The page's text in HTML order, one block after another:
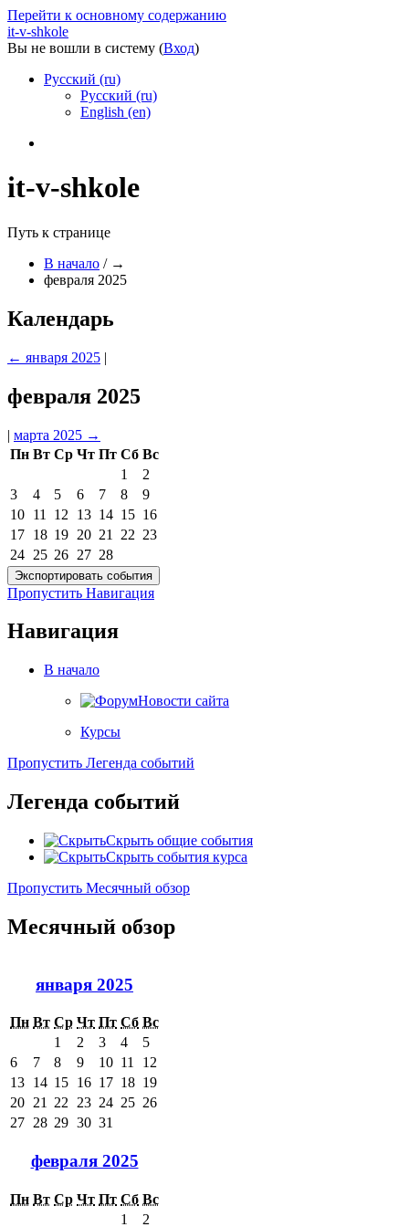
Перейти к основному содержанию
it-v-shkole
Вы не вошли в систему (Вход)
Русский ‎(ru)‎
Русский ‎(ru)‎
English ‎(en)‎
it-v-shkole
Путь к странице
В начало / →
февраля 2025
Календарь
← января 2025 |
февраля 2025
| марта 2025 →
Пн Вт Ср Чт Пт Сб Вс
1
2
3
4 5 6 7 8
9
10 11 12 13 14 15 16
17 18 19 20 21 22 23
24 25 26 27 28
Пропустить Навигация
Навигация
В начало
Новости сайта
Курсы
Пропустить Легенда событий
Легенда событий
Скрыть общие события
Скрыть события курса
Пропустить Месячный обзор
Месячный обзор
января 2025
Пн Вт Ср Чт Пт Сб Вс
1
2 3 4
5
6
7 8 9 10 11
12
13 14 15 16 17 18 19
20 21 22 23 24 25 26
27 28 29 30 31
февраля 2025
Пн Вт Ср Чт Пт Сб Вс
1
2